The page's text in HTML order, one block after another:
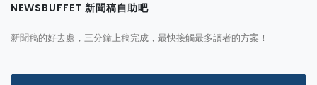
NEWSBUFFET 新聞稿自助吧
新聞稿的好去處，三分鐘上稿完成，最快接觸最多讀者的方案！